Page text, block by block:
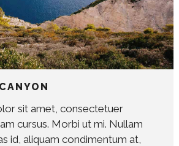
sit amet, consectetuer
cursus. Morbi ut mi. Nullam
id, aliquam condimentum at,